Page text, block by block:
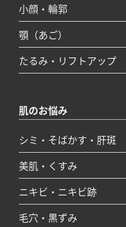
小顔・輪郭
顎（あご）
たるみ・リフトアップ
肌のお悩み
シミ・そばかす・肝斑
美肌・くすみ
ニキビ・ニキビ跡
毛穴・黒ずみ